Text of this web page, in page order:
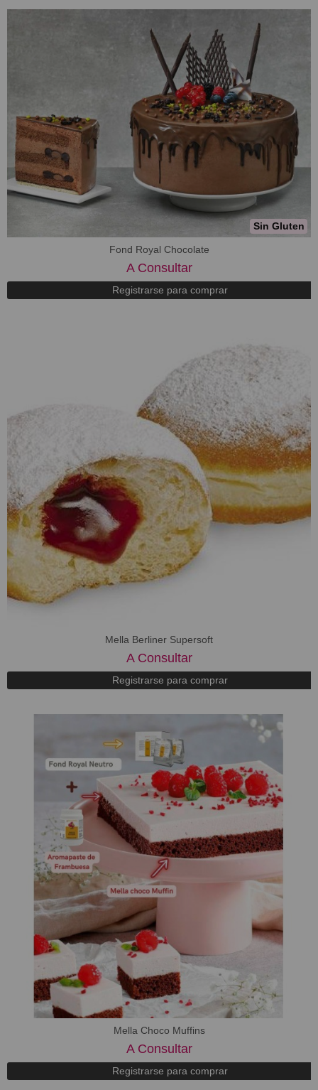
Sin Gluten
Fond Royal Chocolate
A Consultar
Registrarse para comprar
Mella Berliner Supersoft
A Consultar
Registrarse para comprar
Mella Choco Muffins
A Consultar
Registrarse para comprar